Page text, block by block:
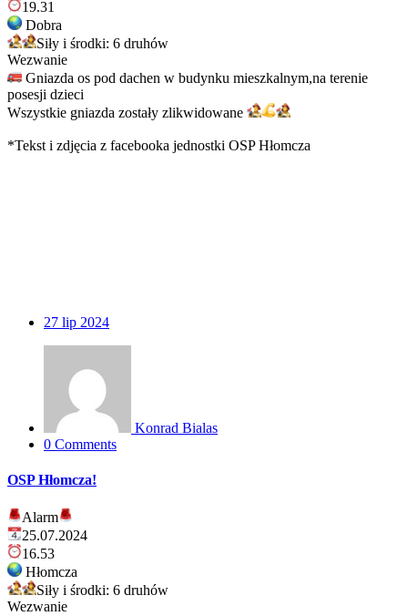
19.31
Dobra
Siły i środki: 6 druhów
Wezwanie
Gniazda os pod dachen w budynku mieszkalnym,na terenie
posesji dzieci
Wszystkie gniazda zostały zlikwidowane
*Tekst i zdjęcia z facebooka jednostki OSP Hłomcza
27 lip 2024
Konrad Bialas
0 Comments
OSP Hłomcza!
Alarm
25.07.2024
16.53
Hłomcza
Siły i środki: 6 druhów
Wezwanie